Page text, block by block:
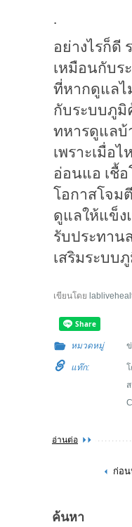
.
อย่างไรก็ดี
เหมือนกับร
ที่หากดูแลไ
กับระบบภูมิ
ทหารดูแลบ้
เพราะเมื่อ
อ่อนแอ เชื้อ
โอกาสโจม
ดูแลให้แข็ง
รับประทาน
เสริมระบบ
เขียนโดย
หมวดหมู่
แท๊ก:
อ่านต่อ
ก่อ
ค้นหา